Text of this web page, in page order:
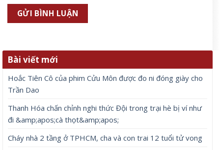
Bài viết mới
Hoắc Tiên Cô của phim Cửu Môn được đo ni đóng giày cho
Trần Dao
Thanh Hóa chấn chỉnh nghi thức Đội trong trại hè bị ví như
đi &amp;apos;cà thọt&amp;apos;
Cháy nhà 2 tầng ở TPHCM, cha và con trai 12 tuổi tử vong